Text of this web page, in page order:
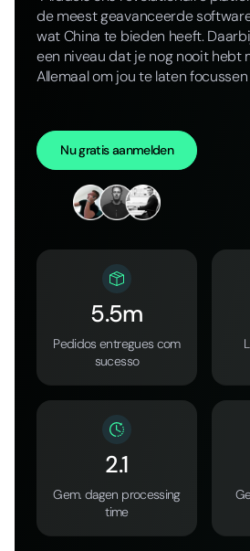
de meest geavanceerde
wat China te bieden heeft.
een niveau dat je nog nooit hebt
Allemaal om jou te laten
Nu gratis aanmelden
5.5m
Pedidos entregues com
sucesso
2.1
Gem. dagen processing
time